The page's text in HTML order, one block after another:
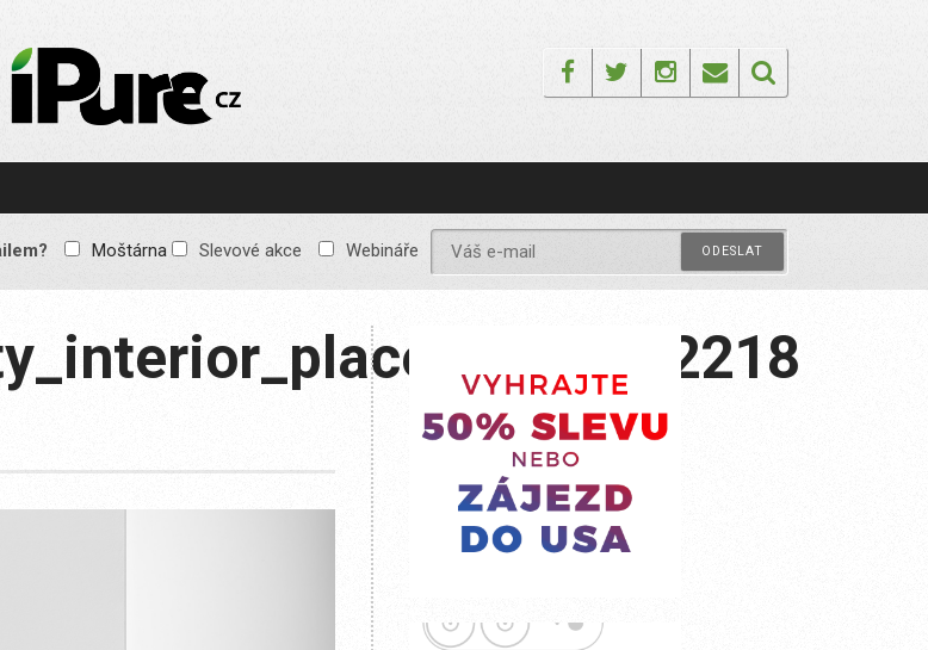
IPURE.CZ
Prémiový Apple e-
reklamy, žádné
obsah pro všechny
každodenního života.
FacebookTwitterInstagram
Email
Moštárna Slevové akce Webináře